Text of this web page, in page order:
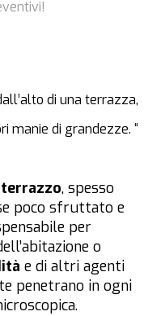
di una terrazza,
manie di grandezze. “
, spesso
poco sfruttato e
per
o
e di altri agenti
penetrano in ogni